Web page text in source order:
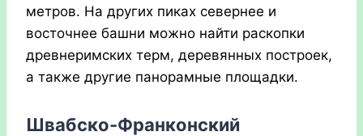
метров. На других пиках севернее и
восточнее башни можно найти раскопки
древнеримских терм, деревянных построек,
а также другие панорамные площадки.
Швабско-Франконский